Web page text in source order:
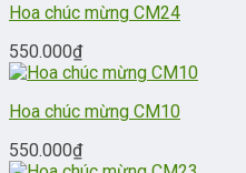
Hoa chúc mừng CM24
550.000₫
Hoa chúc mừng CM10
550.000₫